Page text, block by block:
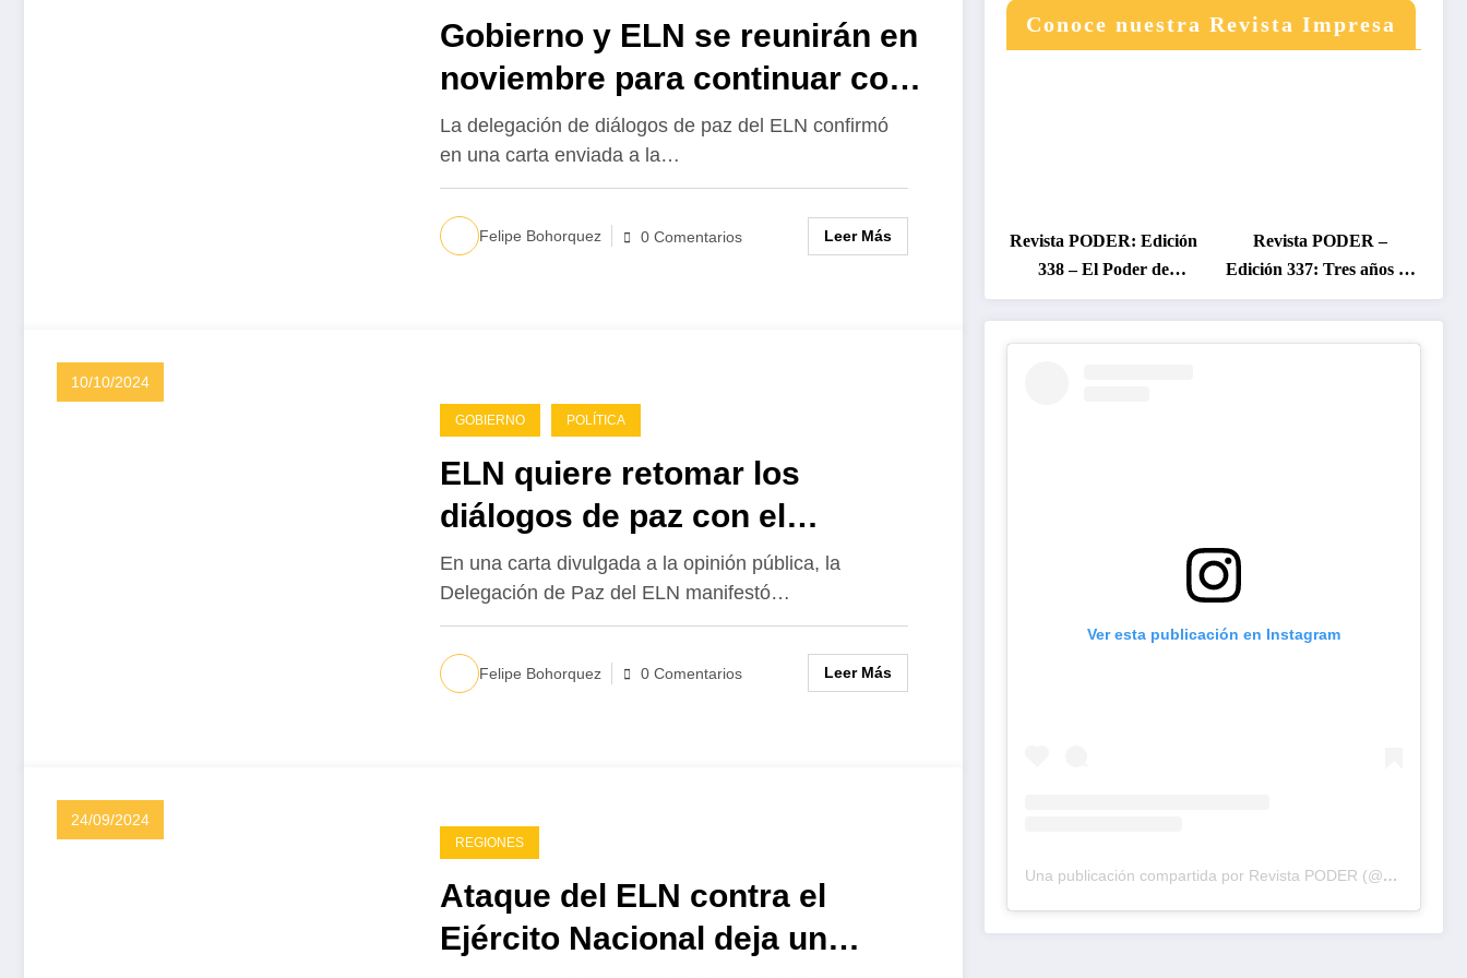
Gobierno y ELN se reunirán en
noviembre para continuar con
el proceso de paz
La delegación de diálogos de paz del ELN confirmó
en una carta enviada a la…
Felipe Bohorquez 0 Comentarios Leer Más
10/10/2024
GOBIERNO POLÍTICA
ELN quiere retomar los
diálogos de paz con el
gobierno
En una carta divulgada a la opinión pública, la
Delegación de Paz del ELN manifestó…
Felipe Bohorquez 0 Comentarios Leer Más
24/09/2024
REGIONES
Ataque del ELN contra el
Ejército Nacional deja un
Conoce nuestra Revista Impresa
Revista PODER: Edición
338 – El Poder de
Colombia en Disputa
2026
Revista PODER –
Edición 337: Tres años de
gobierno Petro, entre el
cambio prometido y el
Ver esta publicación en Instagram
Una publicación compartida por Revista PODER (@revistapodercol)